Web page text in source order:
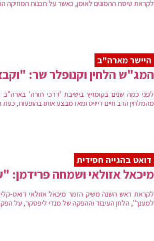
לקראת טיסת ההמונים לאומן, כאשר על תכנות המוזיקה
היישר מארה"ב
המג"ש הלחין וקנופלר שר:
לפני כמה שנים בקומזיץ בישיבת 'דרכי תורה'
מהמלחין הרב חיים דייויס ומאז מבצע אותו בהופעות,
דואט בהגייה חסידית
מיכאל אזולאי ושמחה
לקראת ראש השנה משיק הזמר מיכאל אזולאי דואט-
למענך", הלחן העיבוד וההפקה של מנדי ליפסקר, על